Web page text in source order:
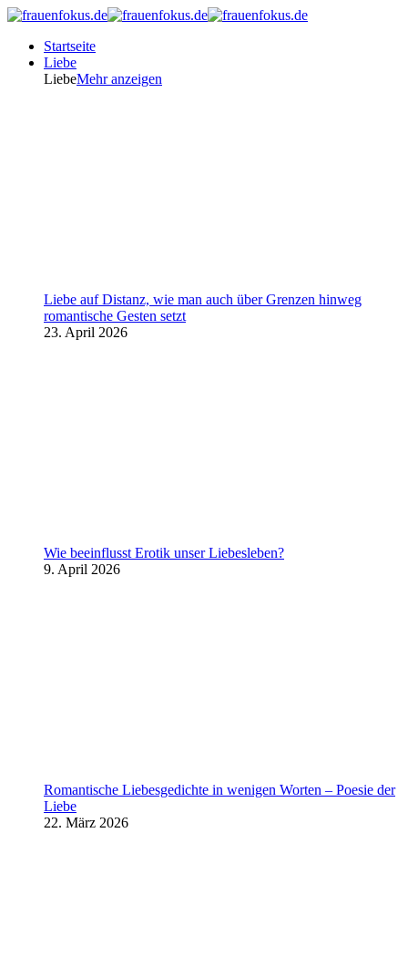
Startseite
Liebe
LiebeMehr anzeigen
Liebe auf Distanz, wie man auch über Grenzen hinweg
romantische Gesten setzt
23. April 2026
Wie beeinflusst Erotik unser Liebesleben?
9. April 2026
Romantische Liebesgedichte in wenigen Worten – Poesie der
Liebe
22. März 2026